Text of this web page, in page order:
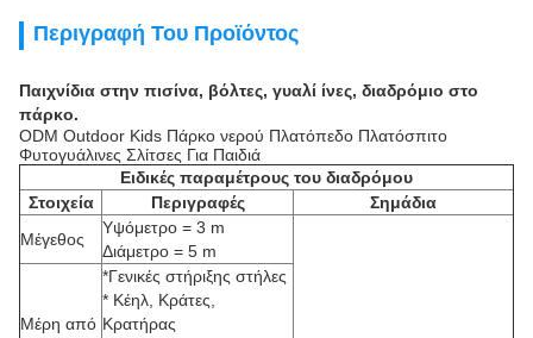
Περιγραφή Του Προϊόντος
Παιχνίδια στην πισίνα, βόλτες, γυαλί ίνες, διαδρόμιο στο
πάρκο.
ODM Outdoor Kids Πάρκο νερού Πλατόπεδο Πλατόσπιτο
Φυτογυάλινες Σλίτσες Για Παιδιά
Ειδικές παραμέτρους του διαδρόμου
Στοιχεία
Περιγραφές
Σημάδια
Μέγεθος
Υψόμετρο = 3 m
Διάμετρο = 5 m
Μέρη από
*Γενικές στήριξης στήλες
* Κέηλ, Κράτες,
Κρατήρας